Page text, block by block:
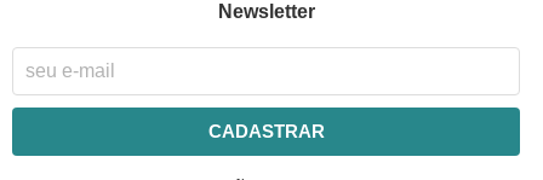
Newsletter
CADASTRAR